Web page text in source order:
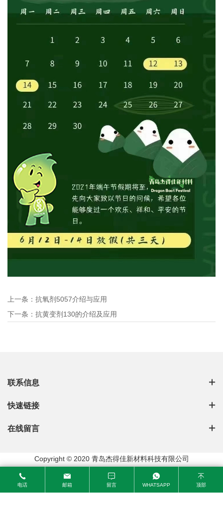
上一条： 抗氧剂5057介绍与应用
下一条： 抗黄变剂130的介绍及应用
联系信息
快速链接
在线留言
Copyright © 2020 青岛杰得佳新材料科技有限公司
电话 邮箱 留言 WHATSAPP 顶部